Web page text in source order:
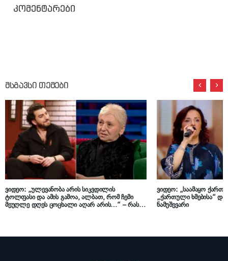
კომენტარები
მსგავსი თემები
ვიდეო: „ულევანობა არის სიკვდილის
ტოლფასი და ამის გამოა, ალბათ, რომ ჩემი
მეუღლე დღეს ცოცხალი აღარ არის…“ – რას
ვიდეო: „საამაყო
„ქართული ხმებისა“ და
ნამუშევარი